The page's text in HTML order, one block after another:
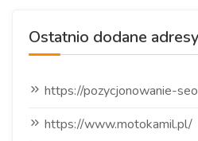
Ostatnio dodane
https://pozycjonowanie-
https://www.motokamil.pl/